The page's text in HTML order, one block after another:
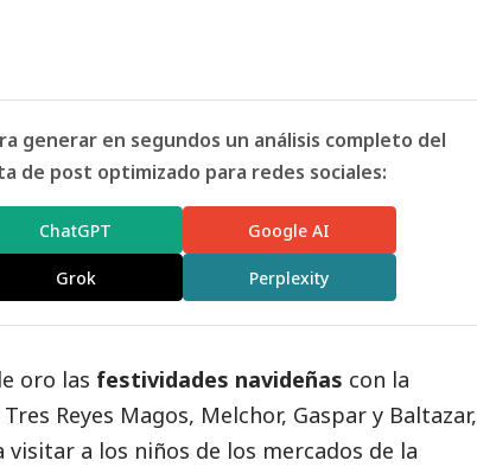
generar en segundos un análisis completo del
de post optimizado para redes sociales:
ChatGPT Google AI
Grok Perplexity
oro las festividades navideñas con la
Tres Reyes Magos, Melchor, Gaspar y Baltazar,
a los niños de los mercados de la